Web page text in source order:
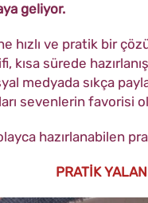
geliyor.
hızlı ve pratik bir
kısa sürede
medyada sıkça
sevenlerin favorisi
hazırlanabilen
PRATİK